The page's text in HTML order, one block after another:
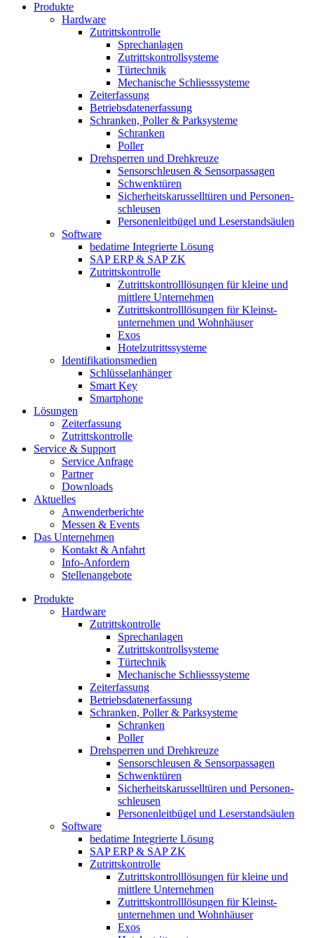
Produkte
Hardware
Zutrittskontrolle
Sprechanlagen
Zutrittskontrollsysteme
Türtechnik
Mechanische Schliesssysteme
Zeiterfassung
Betriebsdaten­erfassung
Schranken, Poller & Parksysteme
Schranken
Poller
Drehsperren und Drehkreuze
Sensorschleusen & Sensorpassagen
Schwenktüren
Sicherheits­karussell­türen und Personen­
schleusen
Personenleitbügel und Leserstandsäulen
Software
bedatime Integrierte Lösung
SAP ERP & SAP ZK
Zutrittskontrolle
Zutrittskontroll­lösungen für kleine und
mittlere Unternehmen
Zutrittskontroll­lösungen für Kleinst­
unternehmen und Wohnhäuser
Exos
Hotelzutrittssysteme
Identifikations­medien
Schlüsselanhänger
Smart Key
Smartphone
Lösungen
Zeiterfassung
Zutrittskontrolle
Service & Support
Service Anfrage
Partner
Downloads
Aktuelles
Anwenderberichte
Messen & Events
Das Unternehmen
Kontakt & Anfahrt
Info-Anfordern
Stellenangebote
Produkte
Hardware
Zutrittskontrolle
Sprechanlagen
Zutrittskontrollsysteme
Türtechnik
Mechanische Schliesssysteme
Zeiterfassung
Betriebsdaten­erfassung
Schranken, Poller & Parksysteme
Schranken
Poller
Drehsperren und Drehkreuze
Sensorschleusen & Sensorpassagen
Schwenktüren
Sicherheits­karussell­türen und Personen­
schleusen
Personenleitbügel und Leserstandsäulen
Software
bedatime Integrierte Lösung
SAP ERP & SAP ZK
Zutrittskontrolle
Zutrittskontroll­lösungen für kleine und
mittlere Unternehmen
Zutrittskontroll­lösungen für Kleinst­
unternehmen und Wohnhäuser
Exos